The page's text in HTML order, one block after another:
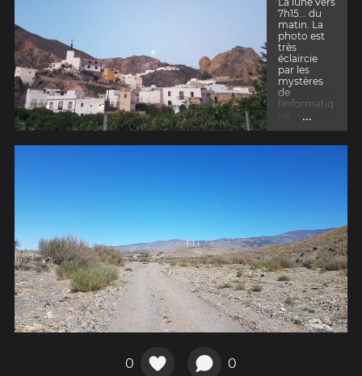
7h15... du
matin. La
photo est
très
éclaircie
par les
mystères
de
l'informatiq
...
0 0